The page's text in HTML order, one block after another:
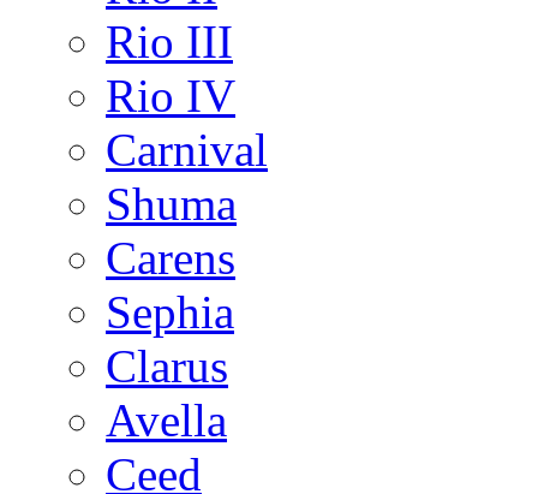
Rio III
Rio IV
Carnival
Shuma
Carens
Sephia
Clarus
Avella
Ceed